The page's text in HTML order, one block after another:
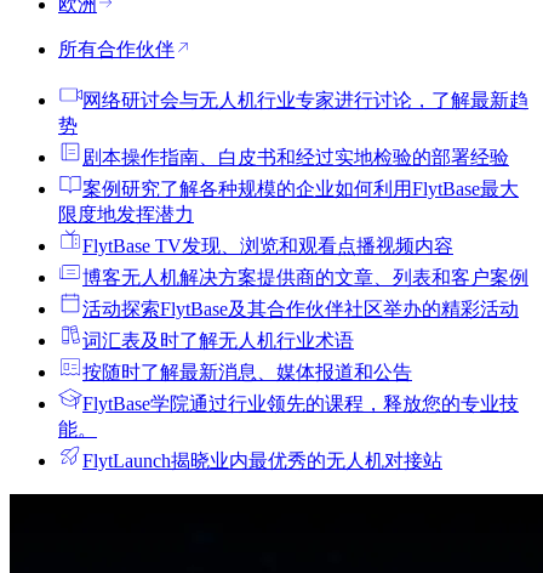
欧洲
所有合作伙伴
网络研讨会与无人机行业专家进行讨论，了解最新趋
势
剧本操作指南、白皮书和经过实地检验的部署经验
案例研究了解各种规模的企业如何利用FlytBase最大
限度地发挥潜力
FlytBase TV发现、浏览和观看点播视频内容
博客无人机解决方案提供商的文章、列表和客户案例
活动探索FlytBase及其合作伙伴社区举办的精彩活动
词汇表及时了解无人机行业术语
按随时了解最新消息、媒体报道和公告
FlytBase学院通过行业领先的课程，释放您的专业技
能。
FlytLaunch揭晓业内最优秀的无人机对接站